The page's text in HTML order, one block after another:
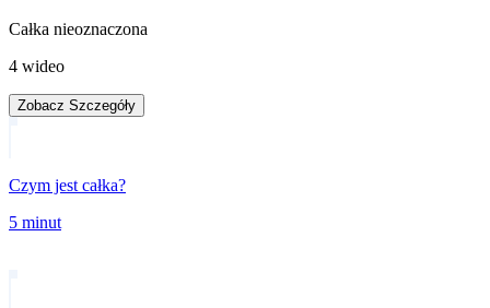
Całka nieoznaczona
4 wideo
Zobacz Szczegóły
Czym jest całka?
5 minut